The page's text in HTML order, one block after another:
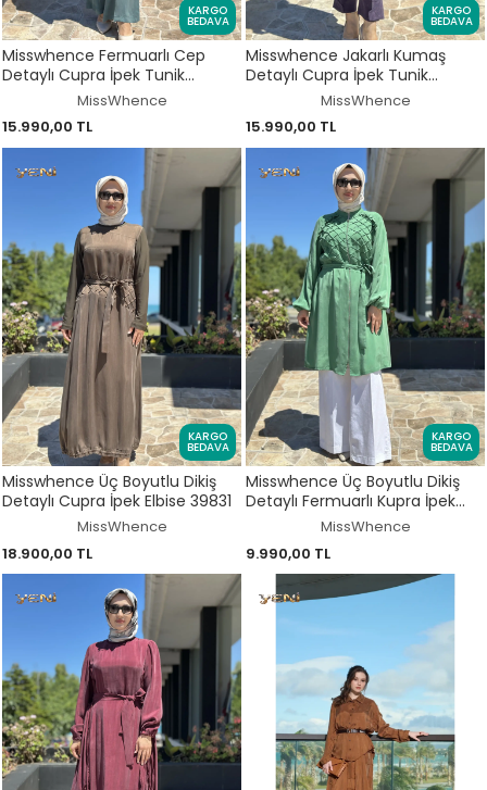
KARGO
BEDAVA
Misswhence Fermuarlı Cep
Detaylı Cupra İpek Tunik
Pantolon Takım 39025
MissWhence
15.990,00 TL
KARGO
BEDAVA
Misswhence Jakarlı Kumaş
Detaylı Cupra İpek Tunik
Pantolon Takım 39014
MissWhence
15.990,00 TL
KARGO
BEDAVA
Misswhence Üç Boyutlu Dikiş
Detaylı Cupra İpek Elbise 39831
MissWhence
18.900,00 TL
KARGO
BEDAVA
Misswhence Üç Boyutlu Dikiş
Detaylı Fermuarlı Kupra İpek
Kap 39407MissWhence
9.990,00 TL